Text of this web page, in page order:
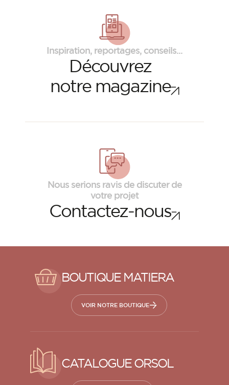
Inspiration, reportages, conseils...
Découvrez
notre magazine
Nous serions ravis de discuter de
votre projet
Contactez-nous
BOUTIQUE MATIERA
VOIR NOTRE BOUTIQUE
CATALOGUE ORSOL